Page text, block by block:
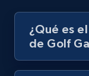
Youtube -
¿Qué es
de Golf